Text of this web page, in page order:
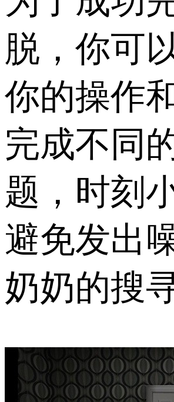
脱，你可
你的操作
完成不同
题，时刻
避免发出
奶奶的搜寻